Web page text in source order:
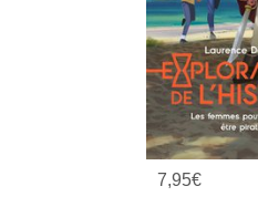
7,95€